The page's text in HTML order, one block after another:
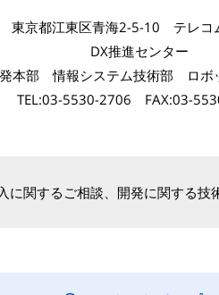
京都江東区青海2-5-10 テレコ
DX推進センター
本部 情報システム技術部 ロボ
TEL:03-5530-2706 FAX:03-
に関するご相談、開発に関する技